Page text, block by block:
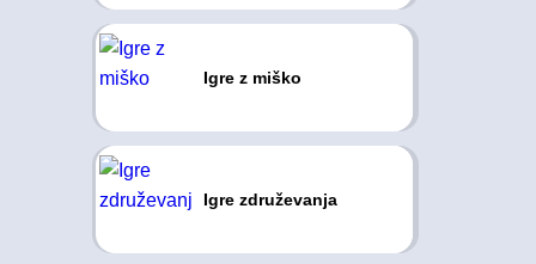
Igre z miško
Igre združevanja